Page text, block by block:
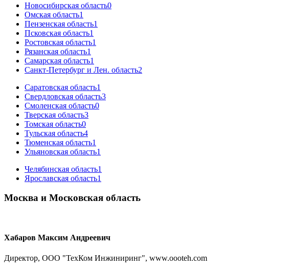
Новосибирская область0
Омская область1
Пензенская область1
Псковская область1
Ростовская область1
Рязанская область1
Самарская область1
Санкт-Петербург и Лен. область2
Саратовская область1
Свердловская область3
Смоленская область0
Тверская область3
Томская область0
Тульская область4
Тюменская область1
Ульяновская область1
Челябинская область1
Ярославская область1
Москва и Московская область
Хабаров Максим Андреевич
Директор, ООО "ТехКом Инжиниринг", www.oooteh.com